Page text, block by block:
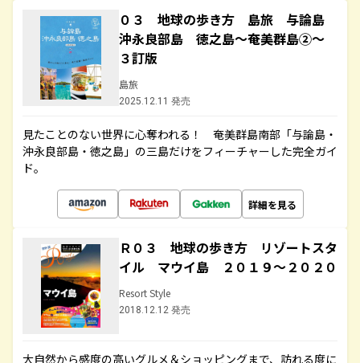
０３ 地球の歩き方 島旅 与論島
沖永良部島 徳之島～奄美群島②～
３訂版
島旅
2025.12.11 発売
見たことのない世界に心奪われる！ 奄美群島南部「与論島・
沖永良部島・徳之島」の三島だけをフィーチャーした完全ガイ
ド。
詳細を見る
Ｒ０３ 地球の歩き方 リゾートスタ
イル マウイ島 ２０１９～２０２０
Resort Style
2018.12.12 発売
大自然から感度の高いグルメ＆ショッピングまで、訪れる度に